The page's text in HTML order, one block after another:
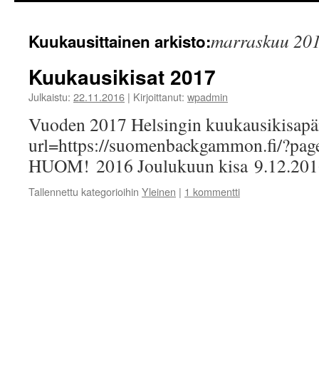
Kuukausittainen arkisto:marraskuu
Kuukausikisat 2017
Julkaistu: 22.11.2016 | Kirjoittanut: wpadmin
Vuoden 2017 Helsingin
url=https://suomenbackgammon.fi/
HUOM! 2016 Joulukuun kisa
Tallennettu kategorioihin Yleinen | 1 kommentti